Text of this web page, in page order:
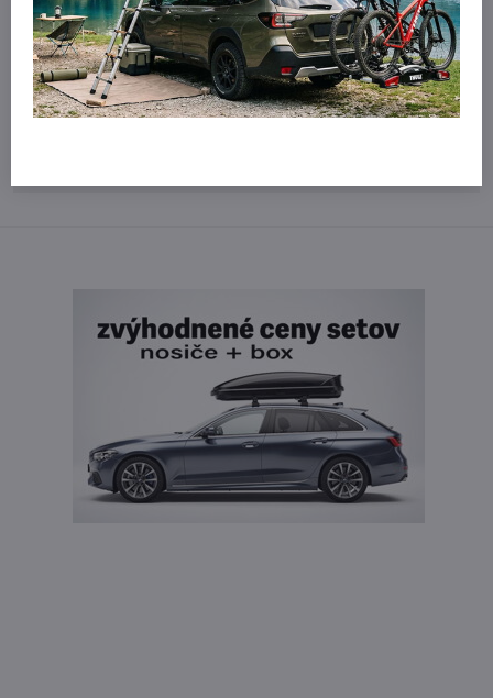
FacebookTwitterBlueskyPinterestRedditLinkedInWhatsApp
E-
mail
Potrebujete poradiť?
Kontaktujte nás: